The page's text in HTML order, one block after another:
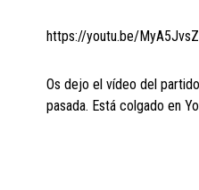
https://youtu.be/
Os dejo el vídeo del
pasada. Está colgado en